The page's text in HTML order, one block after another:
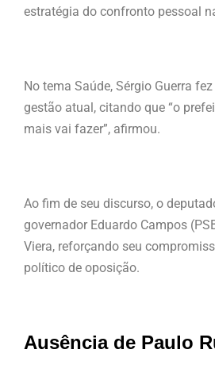
estratégia do confronto pessoal
No tema Saúde, Sérgio Guerra
gestão atual, citando que “o
mais vai fazer”, afirmou.
Ao fim de seu discurso, o
governador Eduardo Campos
Viera, reforçando seu
político de oposição.
Ausência de Paulo